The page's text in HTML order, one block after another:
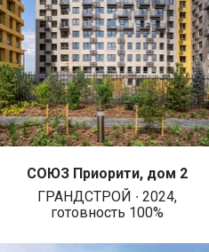
СОЮЗ Приорити, дом 2
ГРАНДСТРОЙ ∙ 2024,
готовность 100%